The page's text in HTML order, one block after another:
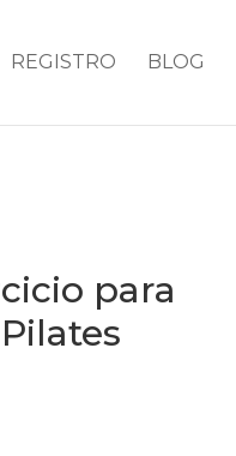
REGISTRO BLOG
para